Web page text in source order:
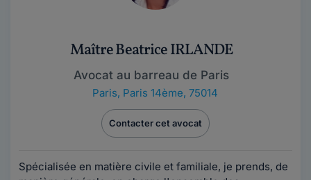
Maître Beatrice IRLANDE
Avocat au barreau de Paris
Paris, Paris 14ème, 75014
Contacter cet avocat
Spécialisée en matière civile et familiale, je prends, de